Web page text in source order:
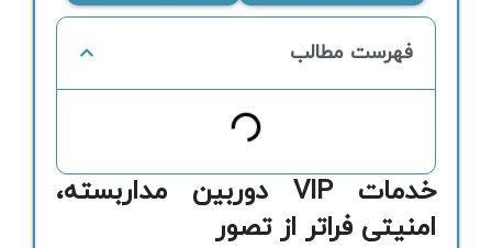
فهرست مطالب
خدمات VIP دوربین مداربسته،
امنیتی فراتر از تصور